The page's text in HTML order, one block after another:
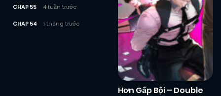
CHAP 55 4 tuần trước
CHAP 54 1 tháng trước
Hơn Gấp Bội – Double